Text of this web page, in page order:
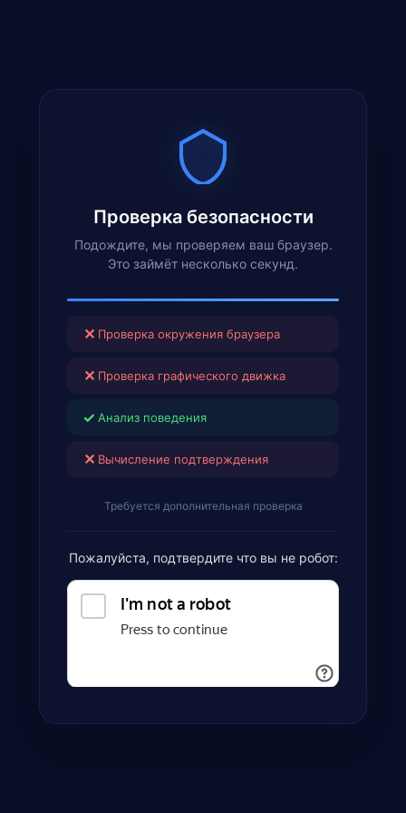
Проверка безопасности
Подождите, мы проверяем ваш браузер.
Это займёт несколько секунд.
✕ Проверка окружения браузера
✕ Проверка графического движка
✓ Анализ поведения
✕ Вычисление подтверждения
Требуется дополнительная проверка
Пожалуйста, подтвердите что вы не робот: